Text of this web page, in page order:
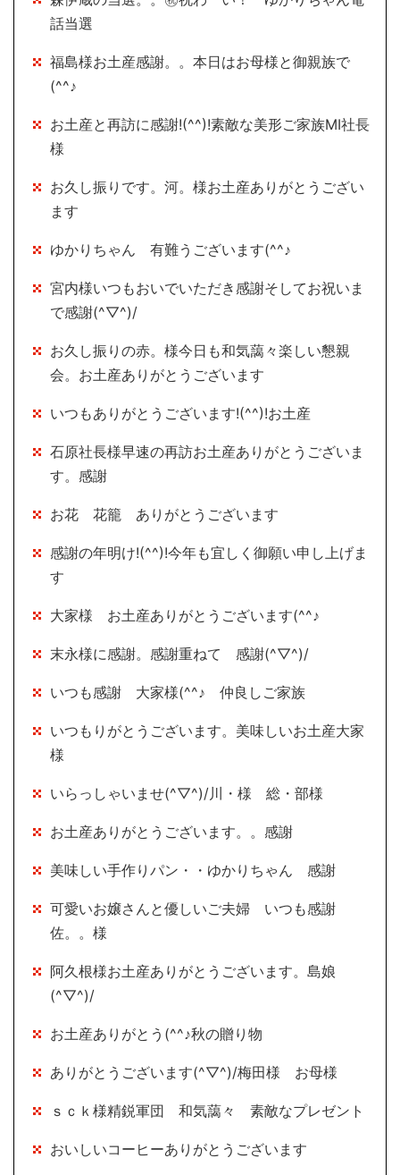
話当選
福島様お土産感謝。。本日はお母様と御親族で
(^^♪
お土産と再訪に感謝!(^^)!素敵な美形ご家族MI社長
様
お久し振りです。河。様お土産ありがとうござい
ます
ゆかりちゃん 有難うございます(^^♪
宮内様いつもおいでいただき感謝そしてお祝いま
で感謝(^▽^)/
お久し振りの赤。様今日も和気藹々楽しい懇親
会。お土産ありがとうございます
いつもありがとうございます!(^^)!お土産
石原社長様早速の再訪お土産ありがとうございま
す。感謝
お花 花籠 ありがとうございます
感謝の年明け!(^^)!今年も宜しく御願い申し上げま
す
大家様 お土産ありがとうございます(^^♪
末永様に感謝。感謝重ねて 感謝(^▽^)/
いつも感謝 大家様(^^♪ 仲良しご家族
いつもりがとうございます。美味しいお土産大家
様
いらっしゃいませ(^▽^)/川・様 総・部様
お土産ありがとうございます。。感謝
美味しい手作りパン・・ゆかりちゃん 感謝
可愛いお嬢さんと優しいご夫婦 いつも感謝
佐。。様
阿久根様お土産ありがとうございます。島娘
(^▽^)/
お土産ありがとう(^^♪秋の贈り物
ありがとうございます(^▽^)/梅田様 お母様
ｓｃｋ様精鋭軍団 和気藹々 素敵なプレゼント
おいしいコーヒーありがとうございます